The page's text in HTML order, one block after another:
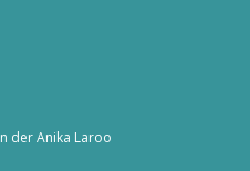
der Anika Laroo